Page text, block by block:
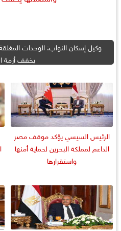
وكيل إسكان النواب: الوحدات
يخفف أزمة
الرئيس السيسي يؤكد موقف مصر
الداعم لمملكة البحرين لحماية أمنها
واستقرارها